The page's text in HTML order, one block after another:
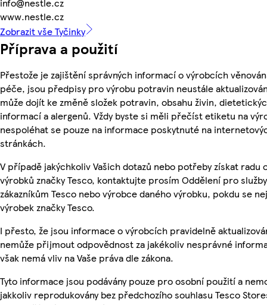
www.nestle.cz
Zobrazit vše Tyčinky
Příprava a použití
Přestože je zajištění správných informací o výrobcích
péče, jsou předpisy pro výrobu potravin neustále
může dojít ke změně složek potravin, obsahu živin,
informací a alergenů. Vždy byste si měli přečíst etiketu na
nespoléhat se pouze na informace poskytnuté na
stránkách.
V případě jakýchkoliv Vašich dotazů nebo potřeby získat radu
výrobků značky Tesco, kontaktujte prosím Oddělení pro služby
zákazníkům Tesco nebo výrobce daného výrobku, pokdu se
výrobek značky Tesco.
I přesto, že jsou informace o výrobcích pravidelně
nemůže přijmout odpovědnost za jakékoliv nesprávné
však nemá vliv na Vaše práva dle zákona.
Tyto informace jsou podávány pouze pro osobní použití a
jakkoliv reprodukovány bez předchozího souhlasu Tesco